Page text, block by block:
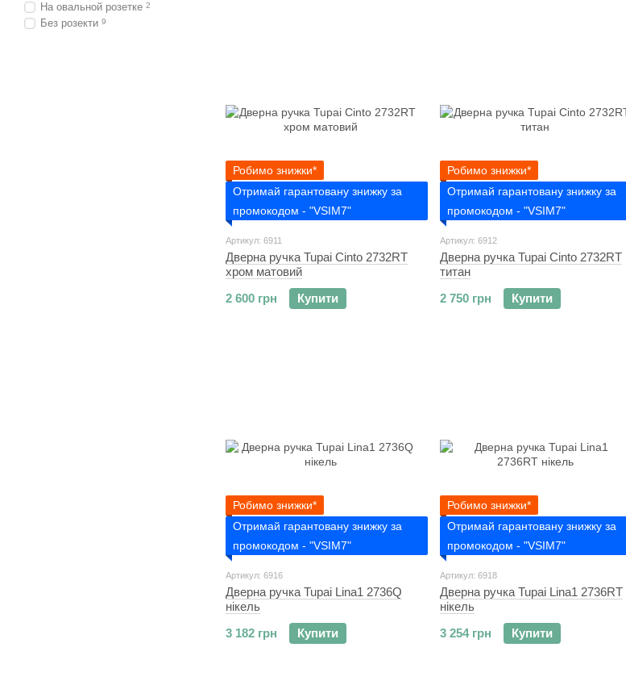
Робимо знижки*
Отримай гарантовану знижку за
промокодом - "VSIM7"
Артикул: 6911
Дверна ручка Tupai Cinto 2732RT
хром матовий
2 600 грн
Купити
Робимо знижки*
Отримай гарантовану знижку за
промокодом - "VSIM7"
Артикул: 6912
Дверна ручка Tupai Cinto 2732RT
титан
2 750 грн
Купити
Робимо знижки*
Отримай гарантовану знижку за
промокодом - "VSIM7"
Артикул: 6916
Дверна ручка Tupai Lina1 2736Q
нікель
3 182 грн
Купити
Робимо знижки*
Отримай гарантовану знижку за
промокодом - "VSIM7"
Артикул: 6918
Дверна ручка Tupai Lina1 2736RT
нікель
3 254 грн
Купити
На овальной розетке 2
Без розекти 9